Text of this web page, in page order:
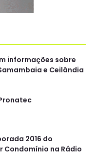
informações sobre
e Ceilândia
2016 do
Condomínio na Rádio